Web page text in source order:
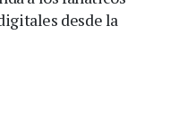
desde la